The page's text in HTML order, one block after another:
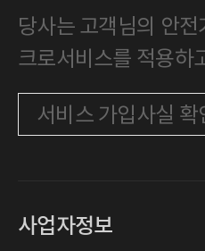
당사는 고객님의 안
크로서비스를 적용하
서비스 가입사실 확
사업자정보